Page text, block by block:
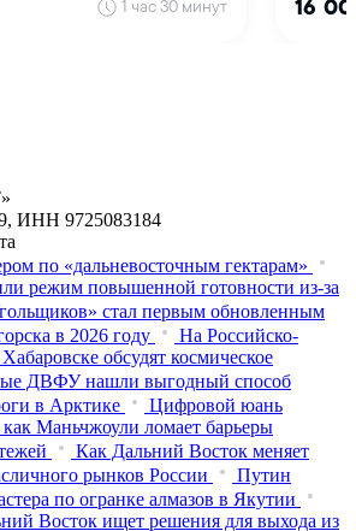
ИНН 9725083184
по «дальневосточным гектарам»
режим повышенной готовности из‑за
стал первым обновленным
в 2026 году
На Российско-
обсудят космическое
ДВФУ нашли выгодный способ
в Арктике
Цифровой юань
Маньчжоули ломает барьеры
Как Дальний Восток меняет
рынков России
Путин
по огранке алмазов в Якутии
Восток ищет решения для выхода из